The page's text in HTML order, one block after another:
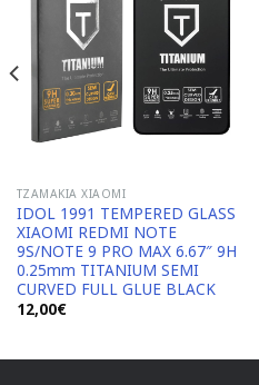
ΤΖΑΜΆΚΙΑ XIAOMI
IDOL 1991 TEMPERED GLASS
XIAOMI REDMI NOTE
9S/NOTE 9 PRO MAX 6.67″ 9H
0.25mm TITANIUM SEMI
CURVED FULL GLUE BLACK
12,00€